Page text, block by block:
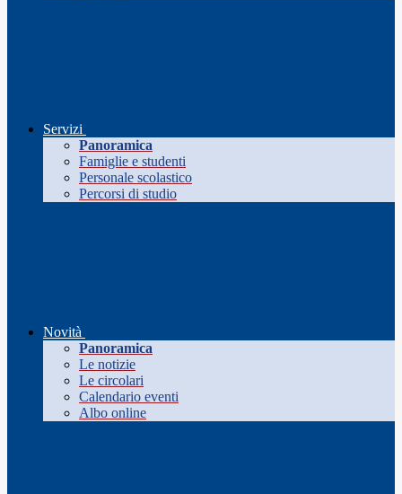
Servizi
Panoramica
Famiglie e studenti
Personale scolastico
Percorsi di studio
Novità
Panoramica
Le notizie
Le circolari
Calendario eventi
Albo online